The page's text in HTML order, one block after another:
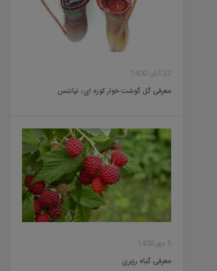
22 آبان 1400
معرفی گل گوشت خوار کوزه ای٫ نپانتس
5 مهر 1400
معرفی گیاه رزبری